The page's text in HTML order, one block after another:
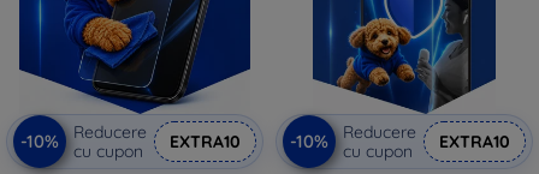
-10%
Reducere
cu cupon
EXTRA10 -10%
Reducere
cu cupon
EXTRA10